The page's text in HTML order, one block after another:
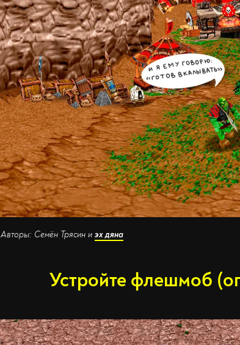
Авторы: Семён Трясин и эх дяна
Устройте флешмоб